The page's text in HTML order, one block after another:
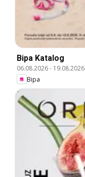
Bipa Katalog
06.08.2026- 19.08.2026
Bipa